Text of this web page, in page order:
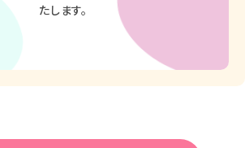
たします。